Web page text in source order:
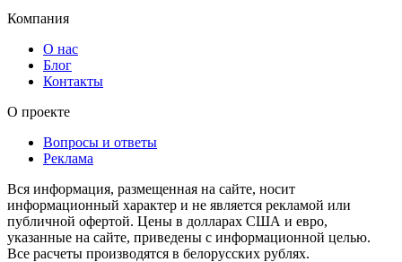
Компания
О нас
Блог
Контакты
О проекте
Вопросы и ответы
Реклама
Вся информация, размещенная на сайте, носит
информационный характер и не является рекламой или
публичной офертой. Цены в долларах США и евро,
указанные на сайте, приведены с информационной целью.
Все расчеты производятся в белорусских рублях.